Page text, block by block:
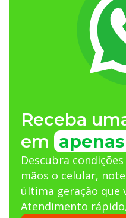
Receba
em
Descubra
mãos o celular,
última geração que
Atendimento